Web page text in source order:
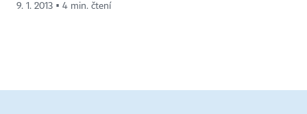
9. 1. 2013 ▪ 4 min. čtení